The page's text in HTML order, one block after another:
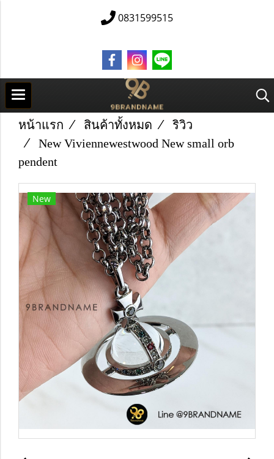
0831599515
หน้าแรก สินค้าทั้งหมด
ริวิว
New Viviennewestwood New small orb
pendent
New